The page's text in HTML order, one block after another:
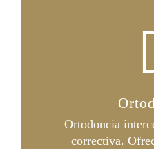
Ortodoncia
correctiva.